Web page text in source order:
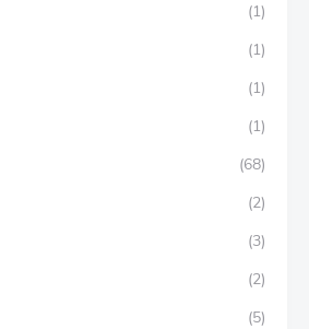
(1)
(1)
(1)
(1)
(68)
(2)
(3)
(2)
(5)